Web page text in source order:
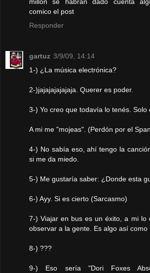
comico el post
Responder
gartuz 3/9/09, 14:14
1-) ¿La música electrónica?
2-)jajajajajajaja. Querer es poder.
3-) Yo creo que todavía lo tenés. Solo
A mi me "mojeas". (Perdón por el
4-) No sabía eso, ahí tengo la
si me da miedo.
5-) Me gustaría saber: ¿Donde esta
6-) Ayy. Si es cierto (Sarcasmo)
7-) Viajar en bus es un éxito, a mi lo
observar a la gente. Es algo así como
8-) ???
9-) Eso sería "Dori Foxes